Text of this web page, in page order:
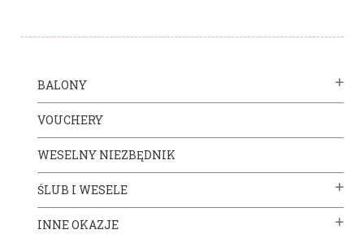
BALONY
VOUCHERY
WESELNY NIEZBĘDNIK
ŚLUB I WESELE
INNE OKAZJE